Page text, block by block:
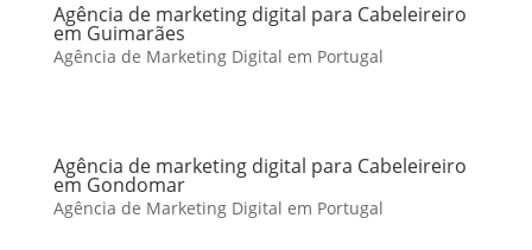
Agência de marketing digital para Cabeleireiro
em Guimarães
Agência de Marketing Digital em Portugal
Agência de marketing digital para Cabeleireiro
em Gondomar
Agência de Marketing Digital em Portugal